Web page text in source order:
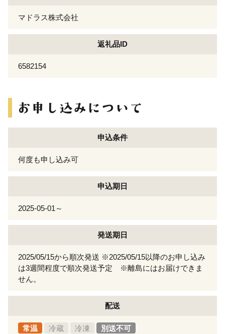
マドラス株式会社
返礼品ID
6582154
申込条件
何度も申し込み可
申込期日
2025-05-01～
発送期日
2025/05/15から順次発送 ※2025/05/15以降のお申し込み
は3週間程度で順次発送予定 ※離島にはお届けできま
せん。
配送
常温 冷蔵 冷凍 別送不可